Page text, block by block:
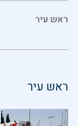
ראש עיר
ראש עיר